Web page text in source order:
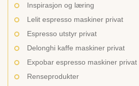
Inspirasjon og læring
Lelit espresso maskiner privat
Espresso utstyr privat
Delonghi kaffe maskiner privat
Expobar espresso maskiner privat
Renseprodukter